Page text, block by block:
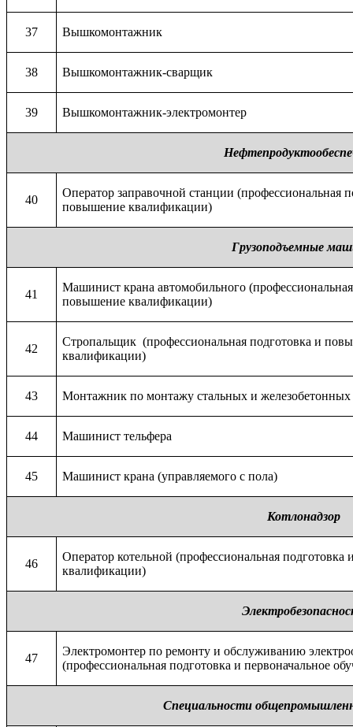
37 Вышкомонтажник
38 Вышкомонтажник-сварщик
39 Вышкомонтажник-электромонтер
40
Оператор заправочной станции (профессиональная
повышение квалификации)
Грузоподъемные
41
Машинист крана автомобильного
повышение квалификации)
42
Стропальщик (профессиональная подготовка и
квалификации)
43 Монтажник по монтажу стальных и железобетонных
44 Машинист тельфера
45 Машинист крана (управляемого с пола)
Котлонадзор
46
Оператор котельной (профессиональная
квалификации)
47
Электромонтер по ремонту и обслуживанию
(профессиональная подготовка и первоначальное
Специальности